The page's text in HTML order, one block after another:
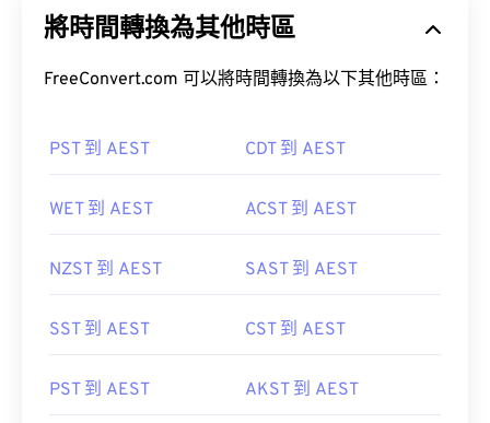
將時間轉換為其他時區
FreeConvert.com 可以將時間轉換為以下其他時區：
PST 到 AEST CDT 到 AEST
WET 到 AEST ACST 到 AEST
NZST 到 AEST SAST 到 AEST
SST 到 AEST CST 到 AEST
PST 到 AEST AKST 到 AEST